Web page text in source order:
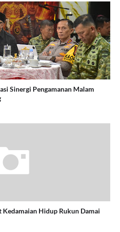
Sinergi Pengamanan Malam
Hidup Rukun Damai